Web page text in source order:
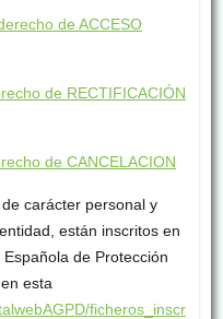
de ACCESO
de RECTIFICACIÓN
de CANCELACION
carácter personal y
están inscritos en
de Protección
esta
ficheros_inscr